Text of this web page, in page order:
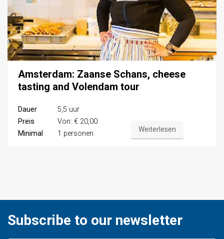
Amsterdam: Zaanse Schans, cheese
tasting and Volendam tour
Dauer
5,5 uur
Preis
Von: € 20,00
Minimal
1 personen Weiterlesen
Subscribe to our newsletter